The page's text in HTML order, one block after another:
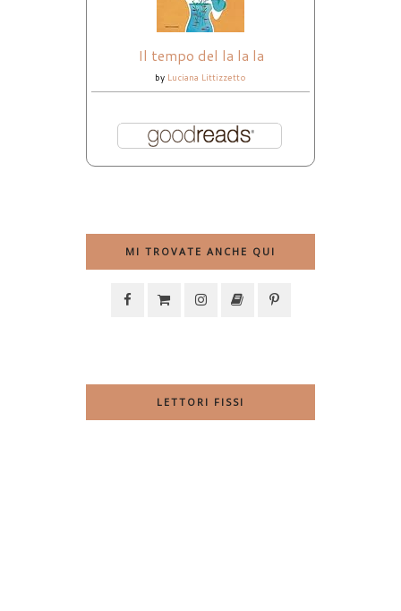
Il tempo del la la la
by Luciana Littizzetto
MI TROVATE ANCHE QUI
LETTORI FISSI